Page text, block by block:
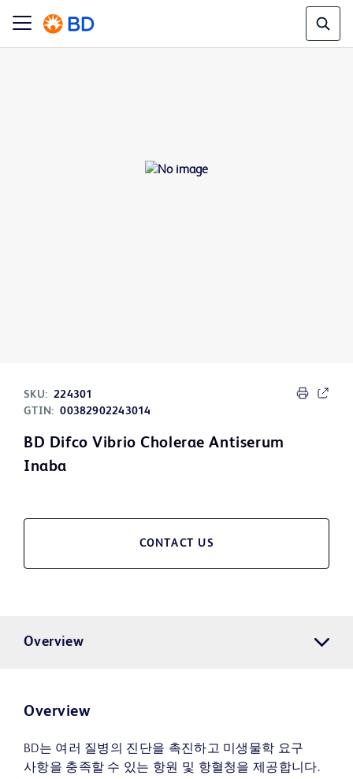
SKU: 224301
GTIN: 00382902243014
BD Difco Vibrio Cholerae Antiserum
Inaba
CONTACT US
Overview
Overview
BD는 여러 질병의 진단을 촉진하고 미생물학 요구
사항을 충족할 수 있는 항원 및 항혈청을 제공합니다.